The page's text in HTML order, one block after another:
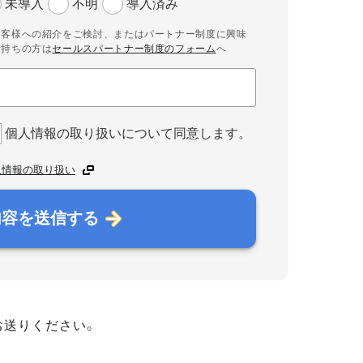
未導入 不明 導入済み
様への紹介をご検討、またはパートナー制度に興味
ちの方はセールスパートナー制度のフォームへ
個人情報の取り扱いについて同意します。
報の取り扱い
を送信する
りください。